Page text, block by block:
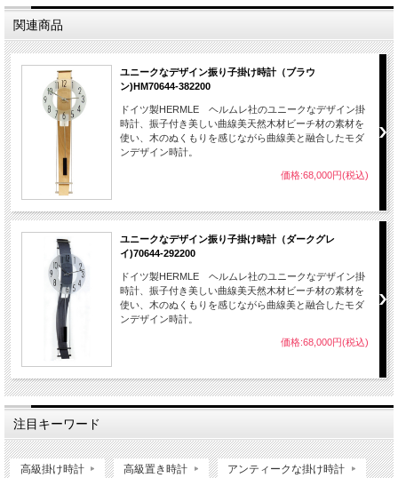
商品詳細
■サイズ
67×15×厚さ16ｃｍ
クオーツ式（単３×１本）振り子付き、ベル鳴りません。
ドイツ
■メーカー
hermle(ヘルムレ）
輸入品のため日本国内に在庫切れの商品が入荷するまで通常より
場合がございますので、ご注文後に発送日をお知らせ致します。
庫切れの場合がございますのでご了承ください。
時計設置時ご注意
い。電池の寿命は約１年です。設置場所・その他の条件で前後しますが、1年を目
途に取替えをお勧めします。
関連商品
ユニークなデザイン振り子掛け時計（ブラウ
ン)HM70644-382200
ドイツ製HERMLE ヘルムレ社のユニークなデザイン掛
時計、振子付き美しい曲線美天然木材ビーチ材の素材を
使い、木のぬくもりを感じながら曲線美と融合したモダ
ンデザイン時計。
価格:68,000円(税込)
ユニークなデザイン振り子掛け時計（ダークグレ
イ)70644-292200
ドイツ製HERMLE ヘルムレ社のユニークなデザイン掛
時計、振子付き美しい曲線美天然木材ビーチ材の素材を
使い、木のぬくもりを感じながら曲線美と融合したモダ
ンデザイン時計。
価格:68,000円(税込)
注目キーワード
高級掛け時計 高級置き時計 アンティークな掛け時計